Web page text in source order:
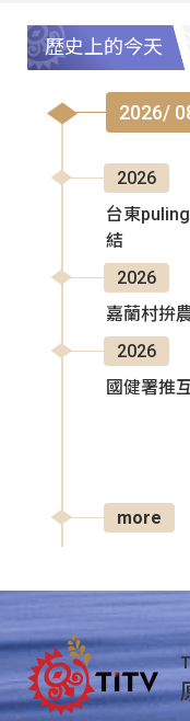
歷史上的今天
2026/
2026
台東
結
2026
嘉蘭村拚
2026
國健署推
more